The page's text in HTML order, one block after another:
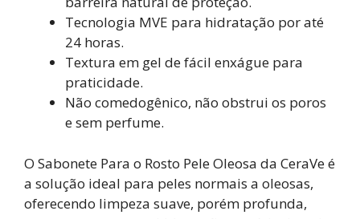
Tecnologia MVE para hidratação por até
24 horas.
Textura em gel de fácil enxágue para
praticidade.
Não comedogênico, não obstrui os poros
e sem perfume.
O Sabonete Para o Rosto Pele Oleosa da CeraVe é
a solução ideal para peles normais a oleosas,
oferecendo limpeza suave, porém profunda,